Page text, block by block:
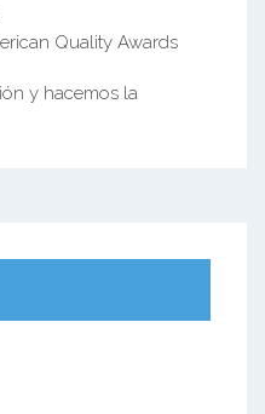
Quality Awards
y hacemos la